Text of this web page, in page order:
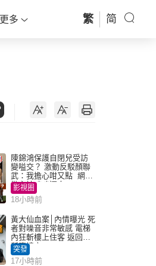
更多 繁 简
陳錦鴻保護自閉兒受訪
變嗌交？ 激動反駁顏聯
武：我擔心咁又點 網民
批主持咄咄逼人
影視圈
18小時前
黃大仙血案│內情曝光 死
者對噪音非常敏感 電梯
內狂斬樓上住客 返回住
所墮樓亡
突發
17小時前